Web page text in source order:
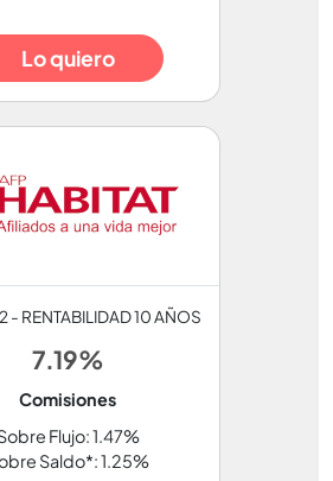
Lo quiero
- RENTABILIDAD 10 AÑOS
7.19%
Comisiones
Flujo: 1.47%
Saldo*: 1.25%